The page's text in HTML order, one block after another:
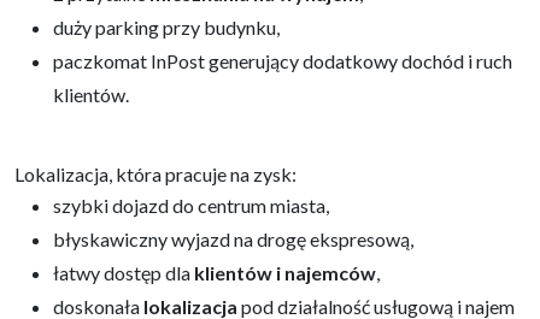
duży parking przy budynku,
paczkomat InPost generujący dodatkowy dochód i ruch
klientów.
Lokalizacja, która pracuje na zysk:
szybki dojazd do centrum miasta,
błyskawiczny wyjazd na drogę ekspresową,
łatwy dostęp dla klientów i najemców
doskonała lokalizacja pod działalność usługową i najem